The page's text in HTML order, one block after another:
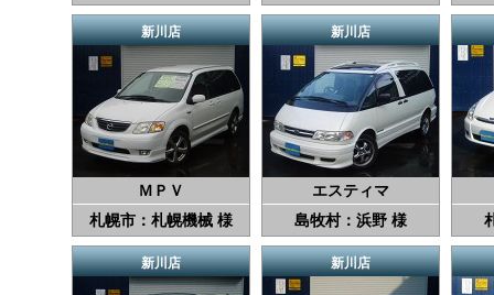
新川店
ＭＰＶ
札幌市：札幌機械 様
新川店
エスティマ
島牧村：浜野 様
新川店 新川店